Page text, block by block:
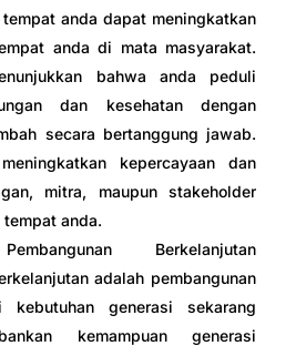
anda dapat meningkatkan
anda di mata masyarakat.
bahwa anda peduli
dan kesehatan dengan
secara bertanggung jawab.
kepercayaan dan
mitra, maupun stakeholder
anda.
Berkelanjutan
adalah pembangunan
kebutuhan generasi sekarang
kemampuan generasi